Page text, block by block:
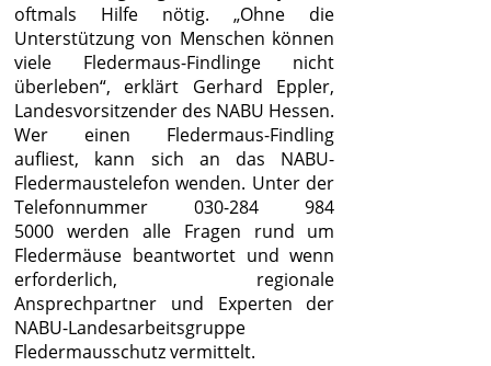
oftmals Hilfe nötig. „Ohne die
Unterstützung von Menschen können
viele Fledermaus-Findlinge nicht
überleben“, erklärt Gerhard Eppler,
Landesvorsitzender des NABU Hessen.
Wer einen Fledermaus-Findling
aufliest, kann sich an das NABU-
Fledermaustelefon wenden. Unter der
Telefonnummer 030-284 984
5000 werden alle Fragen rund um
Fledermäuse beantwortet und wenn
erforderlich, regionale
Ansprechpartner und Experten der
NABU-Landesarbeitsgruppe
Fledermausschutz vermittelt.